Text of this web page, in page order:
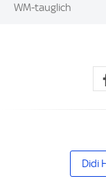
WM-tauglich
Didi